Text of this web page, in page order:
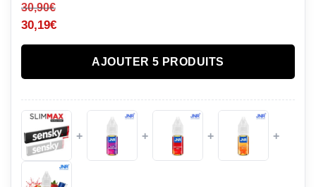
30,90€
30,19€
AJOUTER 5 PRODUITS
+ + + +